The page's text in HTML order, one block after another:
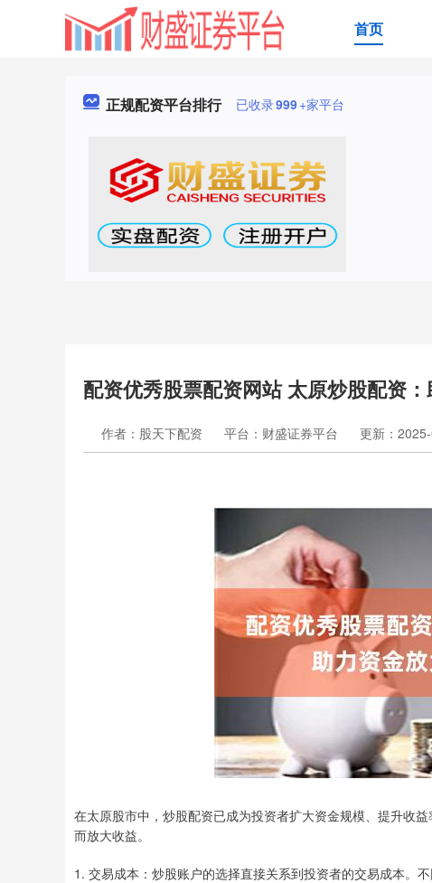
首页
正规配资平台排行 已收录999+家平台
配资优秀股票配资网站 太原炒股配资
作者：股天下配资 平台：财盛证券平台 更新：
在太原股市中，炒股配资已成为投资者扩大资金规模、提升收
而放大收益。
1. 交易成本：炒股账户的选择直接关系到投资者的交易成本。